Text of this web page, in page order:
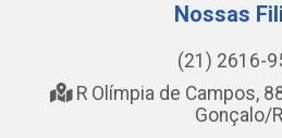
Nossas
(21) 2616-
R Olímpia de Campos,
Gonçalo/